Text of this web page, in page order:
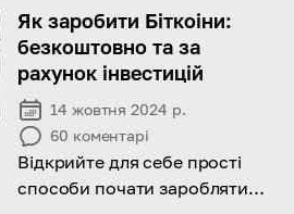
блокчейні.
Як заробити Біткоіни:
безкоштовно та за
рахунок інвестицій
14 жовтня 2024 р.
60 коментарі
Відкрийте для себе прості
способи почати заробляти